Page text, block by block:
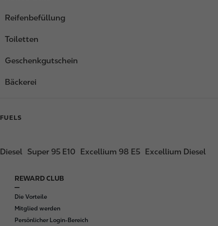
Reifenbefüllung
Toiletten
Geschenkgutschein
Bäckerei
FUELS
Diesel Super 95 E10 Excellium 98 E5 Excellium Diesel
F
o
o
t
REWARD CLUB
Die Vorteile
Mitglied werden
Persönlicher Login-Bereich